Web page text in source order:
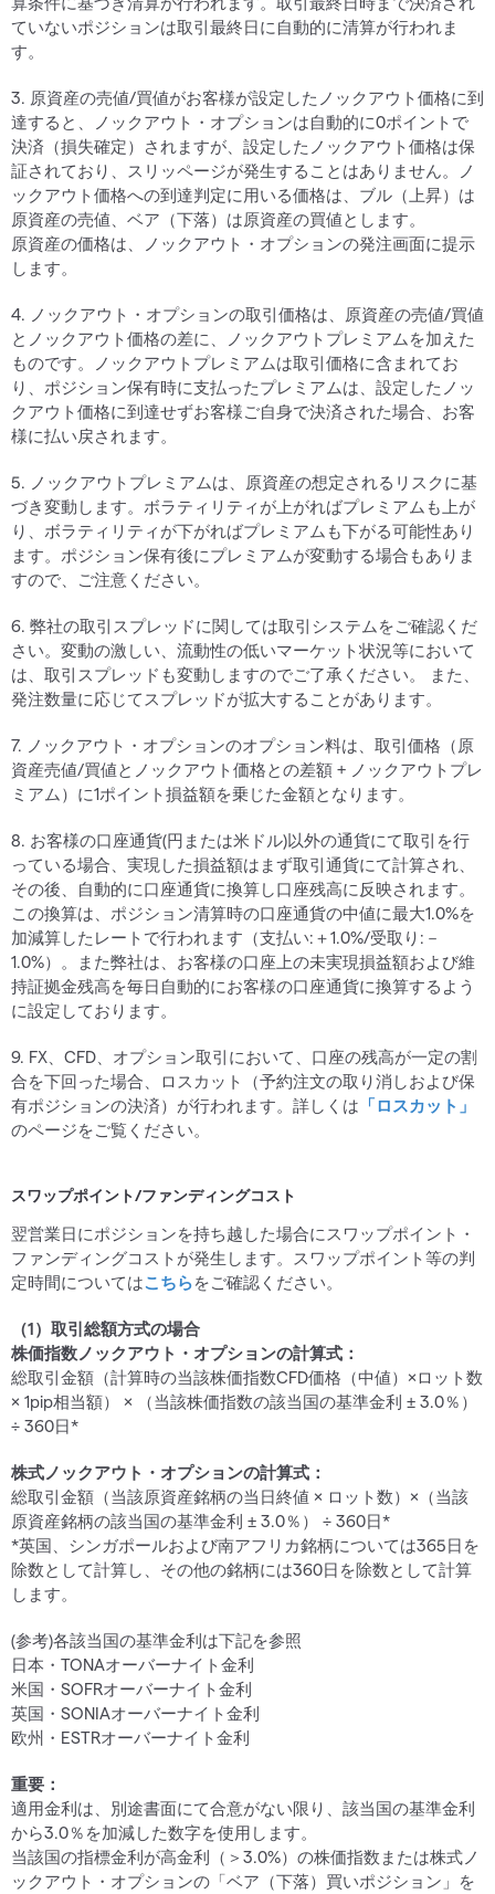
ていないポジションは取引最終日に自動的に清算が行われま
す。
3. 原資産の売値/買値がお客様が設定したノックアウト価格に到
達すると、ノックアウト・オプションは自動的に0ポイントで
決済（損失確定）されますが、設定したノックアウト価格は保
証されており、スリッページが発生することはありません。ノ
ックアウト価格への到達判定に用いる価格は、ブル（上昇）は
原資産の売値、ベア（下落）は原資産の買値とします。
原資産の価格は、ノックアウト・オプションの発注画面に提示
します。
4. ノックアウト・オプションの取引価格は、原資産の売値/買値
とノックアウト価格の差に、ノックアウトプレミアムを加えた
ものです。ノックアウトプレミアムは取引価格に含まれてお
り、ポジション保有時に支払ったプレミアムは、設定したノッ
クアウト価格に到達せずお客様ご自身で決済された場合、お客
様に払い戻されます。
5. ノックアウトプレミアムは、原資産の想定されるリスクに基
づき変動します。ボラティリティが上がればプレミアムも上が
り、ボラティリティが下がればプレミアムも下がる可能性あり
ます。ポジション保有後にプレミアムが変動する場合もありま
すので、ご注意ください。
6. 弊社の取引スプレッドに関しては取引システムをご確認くだ
さい。変動の激しい、流動性の低いマーケット状況等において
は、取引スプレッドも変動しますのでご了承ください。 また、
発注数量に応じてスプレッドが拡大することがあります。
7. ノックアウト・オプションのオプション料は、取引価格（原
資産売値/買値とノックアウト価格との差額 + ノックアウトプレ
ミアム）に1ポイント損益額を乗じた金額となります。
8. お客様の口座通貨(円または米ドル)以外の通貨にて取引を行
っている場合、実現した損益額はまず取引通貨にて計算され、
その後、自動的に口座通貨に換算し口座残高に反映されます。
この換算は、ポジション清算時の口座通貨の中値に最大1.0%を
加減算したレートで行われます（支払い:＋1.0%/受取り:－
1.0%）。また弊社は、お客様の口座上の未実現損益額および維
持証拠金残高を毎日自動的にお客様の口座通貨に換算するよう
に設定しております。
9. FX、CFD、オプション取引において、口座の残高が一定の割
合を下回った場合、ロスカット（予約注文の取り消しおよび保
有ポジションの決済）が行われます。詳しくは 「ロスカット」
のページをご覧ください。
スワップポイント/ファンディングコスト
翌営業日にポジションを持ち越した場合にスワップポイント・
ファンディングコストが発生します。スワップポイント等の判
定時間についてはこちらをご確認ください。
（1）取引総額方式の場合
株価指数ノックアウト・オプションの計算式：
総取引金額（計算時の当該株価指数CFD価格（中値）×ロット数
× 1pip相当額） × （当該株価指数の該当国の基準金利 ± 3.0％）
÷ 360日*
株式ノックアウト・オプションの計算式：
総取引金額（当該原資産銘柄の当日終値 × ロット数）×（当該
原資産銘柄の該当国の基準金利 ± 3.0％） ÷ 360日*
*英国、シンガポールおよび南アフリカ銘柄については365日を
除数として計算し、その他の銘柄には360日を除数として計算
します。
(参考)各該当国の基準金利は下記を参照
日本・TONAオーバーナイト金利
米国・SOFRオーバーナイト金利
英国・SONIAオーバーナイト金利
欧州・ESTRオーバーナイト金利
重要：
適用金利は、別途書面にて合意がない限り、該当国の基準金利
から3.0％を加減した数字を使用します。
当該国の指標金利が高金利（＞3.0%）の株価指数または株式ノ
ックアウト・オプションの「ベア（下落）買いポジション」を